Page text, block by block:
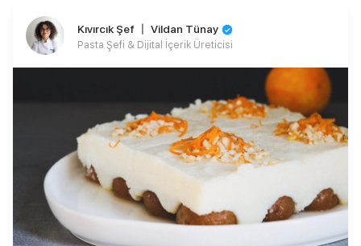
Kıvırcık Şef 〡 Vildan Tünay
Pasta Şefi & Dijital İçerik Üreticisi